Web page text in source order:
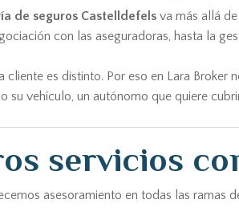
de seguros Castelldefels va más allá
con las aseguradoras, hasta la
cliente es distinto. Por eso en Lara
su vehículo, un autónomo que quiere
servicios
asesoramiento en todas las ramas